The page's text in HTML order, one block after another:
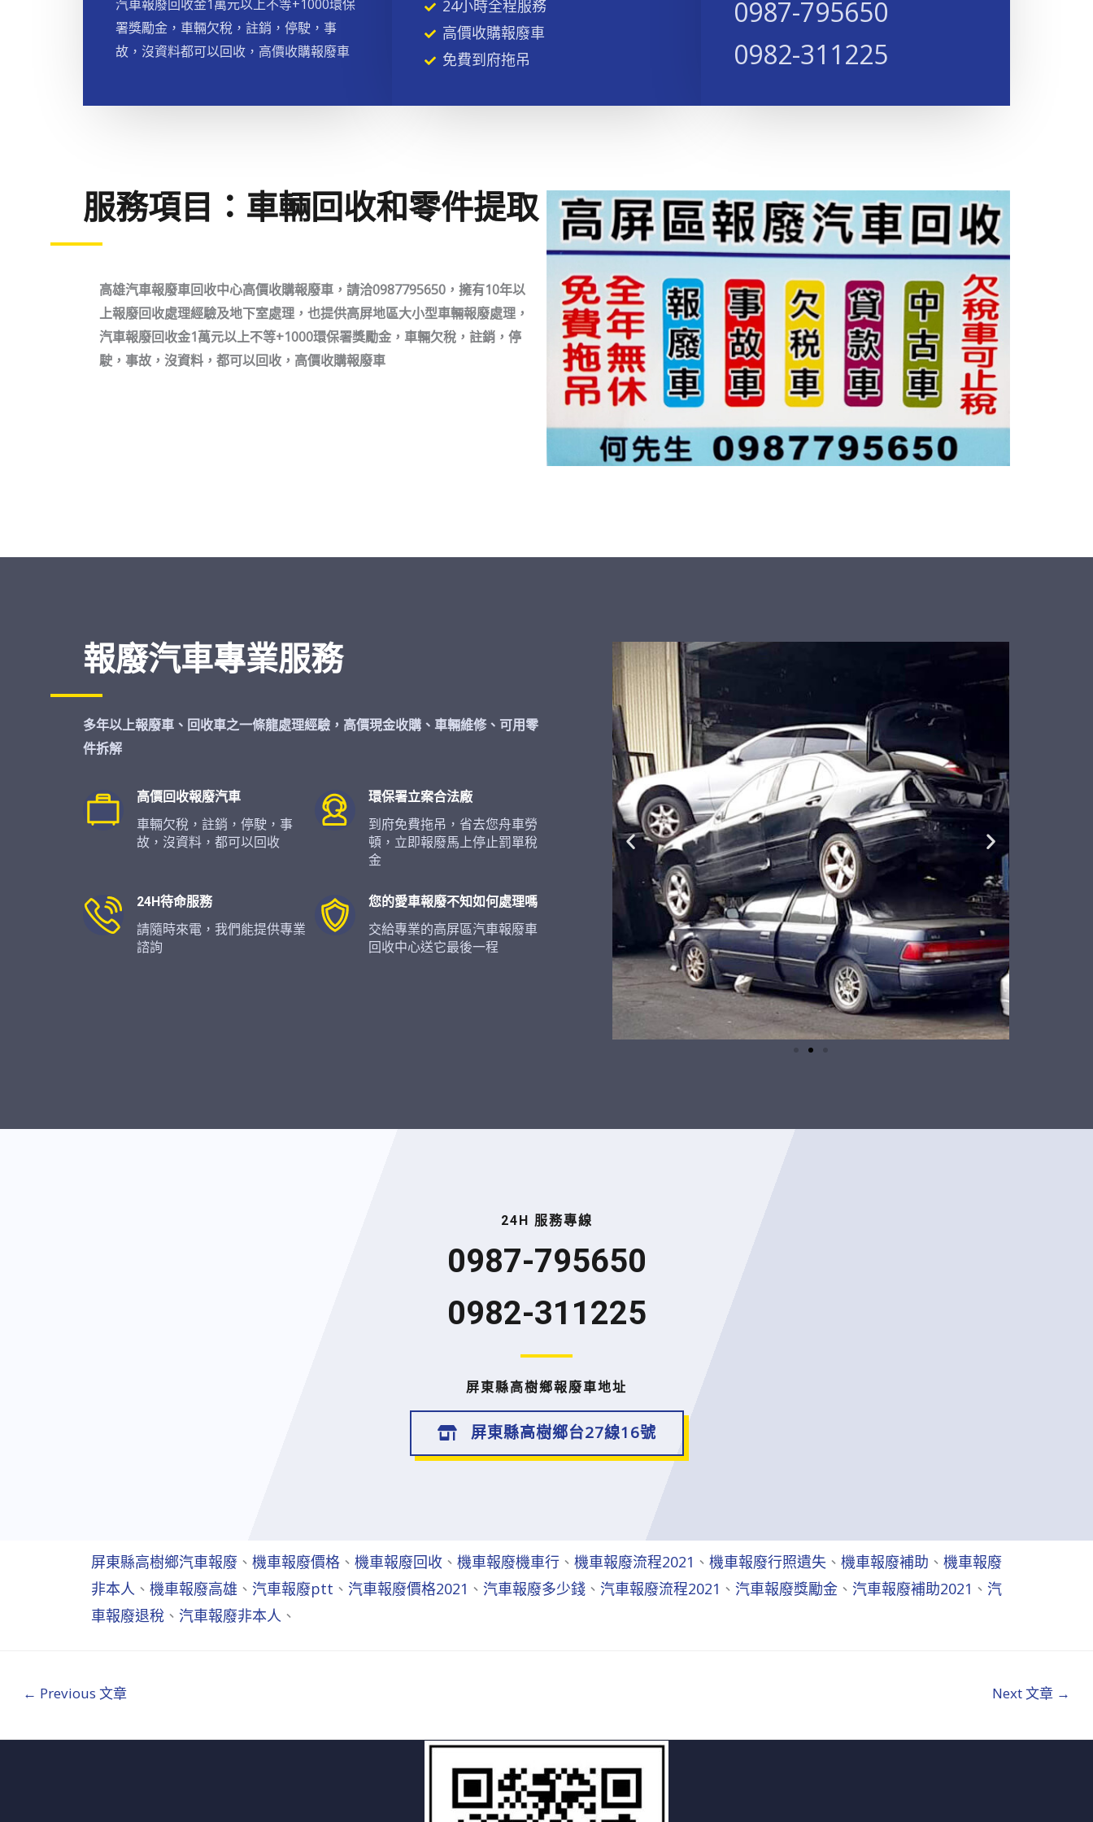
汽車報廢回收金1萬元以上不等+1000環保
署獎勵金，車輛欠稅，註銷，停駛，事
故，沒資料都可以回收，高價收購報廢車
24小時全程服務
高價收購報廢車
免費到府拖吊
0987-795650​​​
0982-311225​​​
服務項目：車輛回收和零件提取
高雄汽車報廢車回收中心高價收購報廢車，請洽0987795650，擁有10年以
上報廢回收處理經驗及地下室處理，也提供高屏地區大小型車輛報廢處理，
汽車報廢回收金1萬元以上不等+1000環保署獎勵金，車輛欠稅，註銷，停
駛，事故，沒資料，都可以回收，高價收購報廢車
報廢汽車專業服務
多年以上報廢車、回收車之一條龍處理經驗，高價現金收購、車輛維修、可用零
件拆解
高價回收報廢汽車
車輛欠稅，註銷，停駛，事
故，沒資料，都可以回收
環保署立案合法廠
到府免費拖吊，省去您舟車勞
頓，立即報廢馬上停止罰單稅
金
24H待命服務
請隨時來電，我們能提供專業
諮詢
您的愛車報廢不知如何處理嗎
交給專業的高屏區汽車報廢車
回收中心送它最後一程
24H 服務專線
0987-795650
0982-311225
屏東縣高樹鄉報廢車地址
屏東縣高樹鄉台27線16號
屏東縣高樹鄉汽車報廢 、 機車報廢價格 、 機車報廢回收 、 機車報廢機車行 、 機車報廢流程2021 、 機車報廢行照遺失 、 機車報廢補助 、 機車報廢
非本人 、 機車報廢高雄 、 汽車報廢ptt 、 汽車報廢價格2021 、 汽車報廢多少錢 、 汽車報廢流程2021 、 汽車報廢獎勵金 、 汽車報廢補助2021 、 汽
車報廢退稅 、 汽車報廢非本人 、
← Previous 文章 Next 文章 →